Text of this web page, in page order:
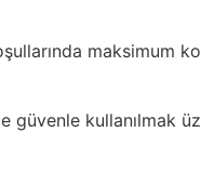
maksimum
güvenle kullanılmak